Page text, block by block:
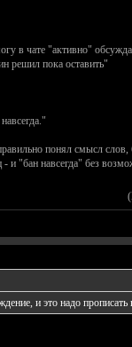
в чате "активно"
решил пока оставить"
понял смысл
"бан навсегда" без
и это надо прописать